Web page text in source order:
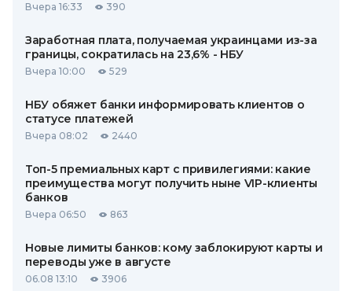
Вчера 16:33 390
Заработная плата, получаемая украинцами из-за
границы, сократилась на 23,6% - НБУ
Вчера 10:00 529
НБУ обяжет банки информировать клиентов о
статусе платежей
Вчера 08:02 2440
Топ-5 премиальных карт с привилегиями: какие
преимущества могут получить ныне VIP-клиенты
банков
Вчера 06:50 863
Новые лимиты банков: кому заблокируют карты и
переводы уже в августе
06.08 13:10 3906